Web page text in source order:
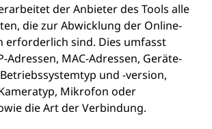
der Anbieter des Tools alle
die zur Abwicklung der Online-
erforderlich sind. Dies umfasst
Adressen, MAC-Adressen, Geräte-
und -version,
Mikrofon oder
die Art der Verbindung.